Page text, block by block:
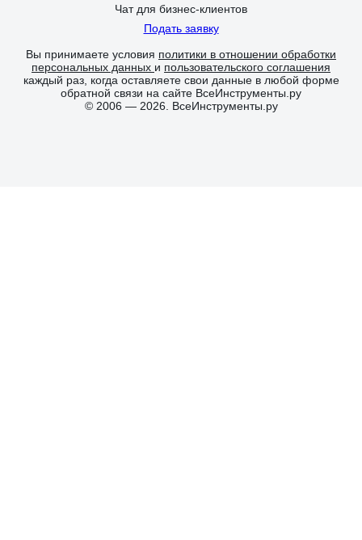
Чат для бизнес-клиентов
Подать заявку
Вы принимаете условия политики в отношении обработки
персональных данных и пользовательского соглашения
каждый раз, когда оставляете свои данные в любой форме
обратной связи на сайте ВсеИнструменты.ру
© 2006 — 2026. ВсеИнструменты.ру